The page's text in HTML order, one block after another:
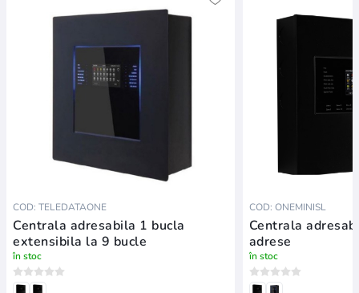
COD: TELEDATAONE
Centrala adresabila 1 bucla
extensibila la 9 bucle
în stoc
COD: ONEMINISL
Centrala
adrese
în stoc